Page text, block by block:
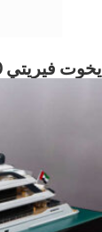
يخوت فيريتي 1000، 1:30